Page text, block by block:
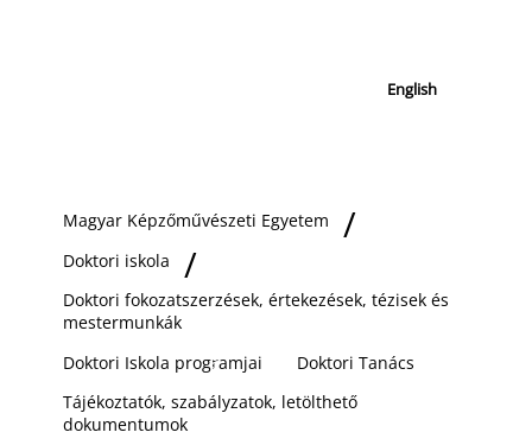
English
Magyar Képzőművészeti Egyetem
Doktori iskola
Doktori fokozatszerzések, értekezések, tézisek és
mestermunkák
Doktori Iskola programjai
Doktori Tanács
Tájékoztatók, szabályzatok, letölthető
dokumentumok